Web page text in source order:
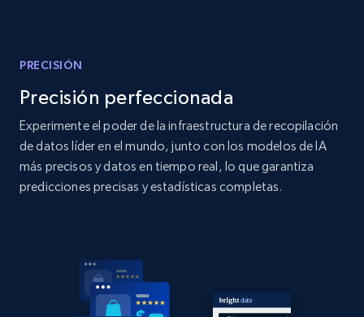
more.
2.1K+ 375+ Comenzar ahora
Amazon products global dataset - Collects
375+ Comenzar ahora
PRECISIÓN
Precisión perfeccionada
Experimente el poder de la infraestructura de recopilación
de datos líder en el mundo, junto con los modelos de IA
más precisos y datos en tiempo real, lo que garantiza
predicciones precisas y estadísticas completas.